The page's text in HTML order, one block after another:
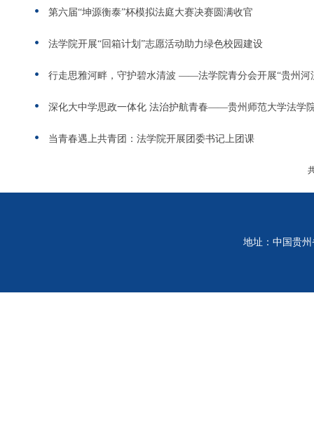
第六届“坤源衡泰”杯模拟法庭大赛决赛圆满收官
法学院开展“回箱计划”志愿活动助力绿色校园建设
行走思雅河畔，守护碧水清波 ——法学院青分会开展“贵州河
深化大中学思政一体化 法治护航青春——贵州师范大学法学
当青春遇上共青团：法学院开展团委书记上团课
地址：中国贵